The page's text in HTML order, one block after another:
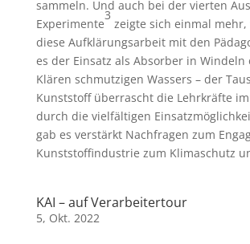
sammeln. Und auch bei der vierten
Experimente
3
zeigte sich einmal
diese Aufklärungsarbeit mit den
es der Einsatz als Absorber in Windeln
Klären schmutzigen Wassers – der
Kunststoff überrascht die Lehrkräfte
durch die vielfältigen
gab es verstärkt Nachfragen zum
Kunststoffindustrie zum Klimaschutz
KAI – auf Verarbeitertour
5, Okt. 2022